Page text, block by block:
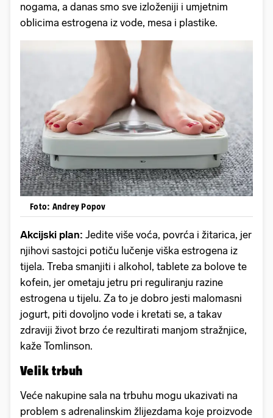
nogama, a danas smo sve izloženiji i umjetnim
oblicima estrogena iz vode, mesa i plastike.
Foto: Andrey Popov
Akcijski plan: Jedite više voća, povrća i žitarica, jer
njihovi sastojci potiču lučenje viška estrogena iz
tijela. Treba smanjiti i alkohol, tablete za bolove te
kofein, jer ometaju jetru pri reguliranju razine
estrogena u tijelu. Za to je dobro jesti malomasni
jogurt, piti dovoljno vode i kretati se, a takav
zdraviji život brzo će rezultirati manjom stražnjice,
kaže Tomlinson.
Velik trbuh
Veće nakupine sala na trbuhu mogu ukazivati na
problem s adrenalinskim žlijezdama koje proizvode